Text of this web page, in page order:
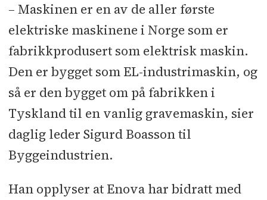
– Maskinen er en av de aller første
elektriske maskinene i Norge som er
fabrikkprodusert som elektrisk maskin.
Den er bygget som EL-industrimaskin, og
så er den bygget om på fabrikken i
Tyskland til en vanlig gravemaskin, sier
daglig leder Sigurd Boasson til
Byggeindustrien.
Han opplyser at Enova har bidratt med